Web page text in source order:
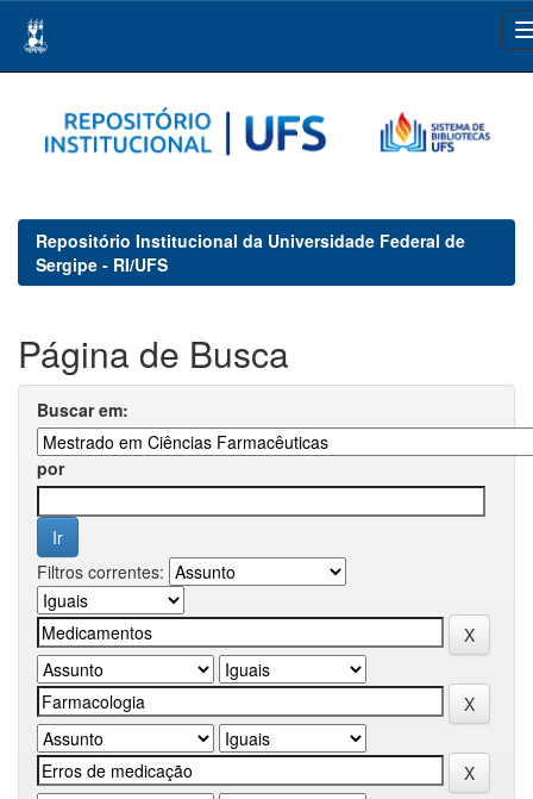
navigation
Repositório Institucional da Universidade Federal de
Sergipe - RI/UFS
Página de Busca
Buscar em:
por
Filtros correntes: